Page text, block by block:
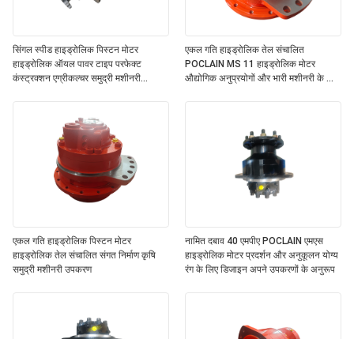
सिंगल स्पीड हाइड्रोलिक पिस्टन मोटर
हाइड्रोलिक ऑयल पावर टाइप परफेक्ट
कंस्ट्रक्शन एग्रीकल्चर समुद्री मशीनरी
एकल गति हाइड्रोलिक तेल संचालित
POCLAIN MS 11 हाइड्रोलिक मोटर
औद्योगिक अनुप्रयोगों और भारी मशीनरी के लिए
एकल गति हाइड्रोलिक पिस्टन मोटर
हाइड्रोलिक तेल संचालित संगत निर्माण कृषि
समुद्री मशीनरी उपकरण
नामित दबाव 40 एमपीए POCLAIN एमएस
हाइड्रोलिक मोटर प्रदर्शन और अनुकूलन योग्य
रंग के लिए डिजाइन अपने उपकरणों के अनुरूप